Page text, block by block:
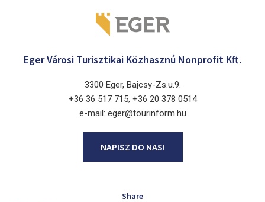
Eger Városi Turisztikai Közhasznú Nonprofit Kft.
3300 Eger, Bajcsy-Zs.u.9.
+36 36 517 715, +36 20 378 0514
e-mail: eger@tourinform.hu
NAPISZ DO NAS!
Share